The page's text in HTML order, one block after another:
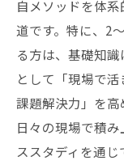
自メソッドを体
道です。特に、2
る方は、基礎知
として「現場で
課題解決力」を
日々の現場で積
ススタディを通